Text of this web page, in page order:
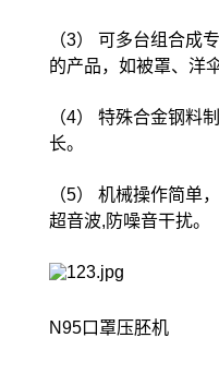
（3） 可多台组合成
的产品，如被罩、洋
（4） 特殊合金钢料
长。
（5） 机械操作简单
超音波,防噪音干扰。
N95口罩压胚机